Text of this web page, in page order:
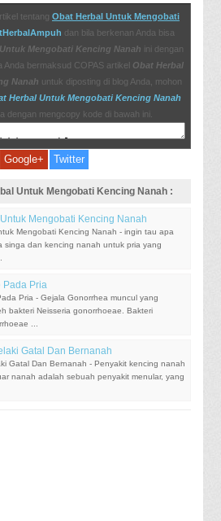
2018/06/obat-gonore-kemaluan-
dijual di apotik
2018/06/obat-gonore-
tentang Obat Herbal Untuk Mengobati
dan bila berkenan Anda bisa
Mengobati Kencing Nanah ini dengan
Anda bermaksud COPAS artikel Obat Herbal
Nanah untuk diposting di blog Anda, mohon
Herbal Untuk Mengobati Kencing Nanah
dengan mengcopy kode di bawah ini.
Google+ Twitter
Untuk Mengobati Kencing Nanah :
Mengobati Kencing Nanah
Mengobati Kencing Nanah - ingin tau apa
singa dan kencing nanah untuk pria yang
Pada Pria
Pria - Gejala Gonorrhea muncul yang
bakteri Neisseria gonorrhoeae. Bakteri
...
Gatal Dan Bernanah
Gatal Dan Bernanah - Penyakit kencing nanah
nanah adalah sebuah penyakit menular, yang